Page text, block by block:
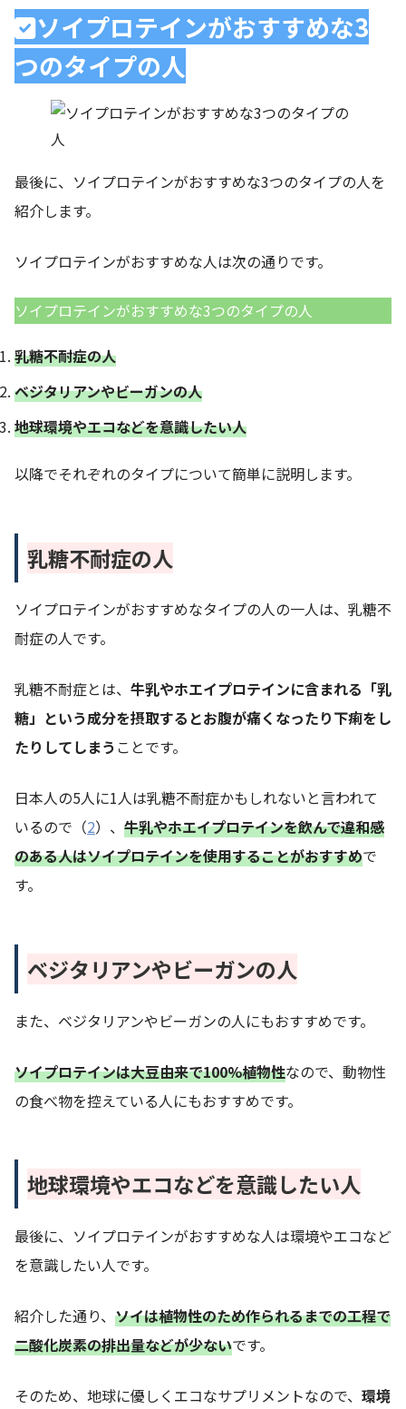
ソイプロテインがおすすめな3
つのタイプの人
最後に、ソイプロテインがおすすめな3つのタイプの人を
紹介します。
ソイプロテインがおすすめな人は次の通りです。
ソイプロテインがおすすめな3つのタイプの人
乳糖不耐症の人
ベジタリアンやビーガンの人
地球環境やエコなどを意識したい人
以降でそれぞれのタイプについて簡単に説明します。
乳糖不耐症の人
ソイプロテインがおすすめなタイプの人の一人は、乳糖不
耐症の人です。
乳糖不耐症とは、 牛乳やホエイプロテインに含まれる「乳
糖」という成分を摂取するとお腹が痛くなったり下痢をし
たりしてしまう ことです。
日本人の5人に1人は乳糖不耐症かもしれないと言われて
いるので（2）、 牛乳やホエイプロテインを飲んで違和感
のある人はソイプロテインを使用することがおすすめで
す。
ベジタリアンやビーガンの人
また、ベジタリアンやビーガンの人にもおすすめです。
ソイプロテインは大豆由来で100%植物性なので、動物性
の食べ物を控えている人にもおすすめです。
地球環境やエコなどを意識したい人
最後に、ソイプロテインがおすすめな人は環境やエコなど
を意識したい人です。
紹介した通り、 ソイは植物性のため作られるまでの工程で
二酸化炭素の排出量などが少ないです。
そのため、地球に優しくエコなサプリメントなので、 環境